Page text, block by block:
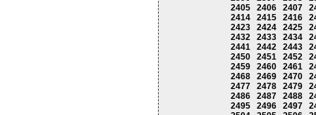
2405
2406 2407
2414
2415 2416
2423
2424 2425
2432
2433 2434
2441
2442 2443
2450
2451 2452
2459
2460 2461
2468
2469 2470
2477
2478 2479
2486
2487 2488
2495
2496 2497